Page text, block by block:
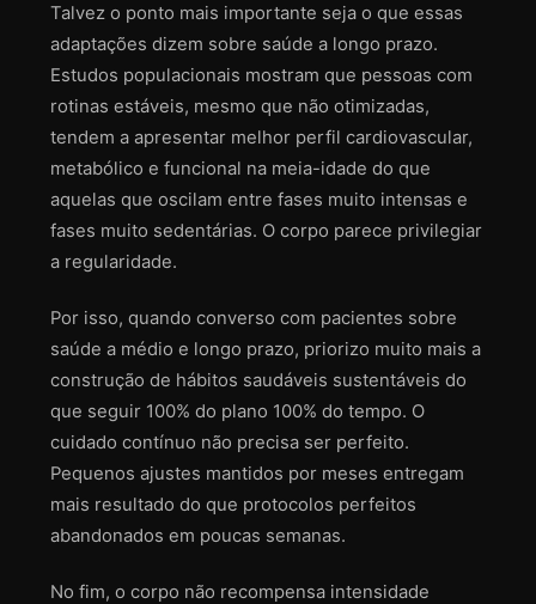
Talvez o ponto mais importante seja o que essas
adaptações dizem sobre saúde a longo prazo.
Estudos populacionais mostram que pessoas com
rotinas estáveis, mesmo que não otimizadas,
tendem a apresentar melhor perfil cardiovascular,
metabólico e funcional na meia-idade do que
aquelas que oscilam entre fases muito intensas e
fases muito sedentárias. O corpo parece privilegiar
a regularidade.
Por isso, quando converso com pacientes sobre
saúde a médio e longo prazo, priorizo muito mais a
construção de hábitos saudáveis sustentáveis do
que seguir 100% do plano 100% do tempo. O
cuidado contínuo não precisa ser perfeito.
Pequenos ajustes mantidos por meses entregam
mais resultado do que protocolos perfeitos
abandonados em poucas semanas.
No fim, o corpo não recompensa intensidade